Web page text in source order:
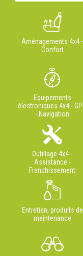
Aménagements 4x4 -
Confort
Equipements
électroniques 4x4 -
- Navigation
Outillage 4x4 -
Assistance -
Franchissement
Entretien, produits de
maintenance